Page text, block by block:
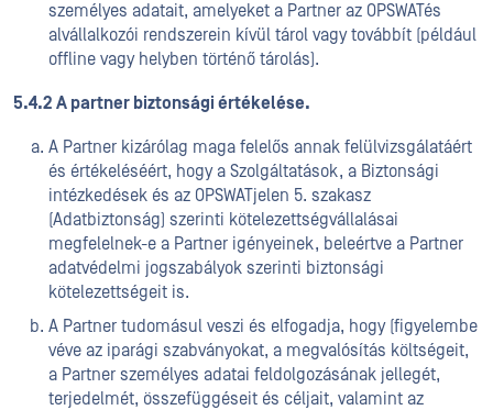
személyes adatait, amelyeket a Partner az OPSWATés
alvállalkozói rendszerein kívül tárol vagy továbbít (például
offline vagy helyben történő tárolás).
5.4.2 A partner biztonsági értékelése.
A Partner kizárólag maga felelős annak felülvizsgálatáért
és értékeléséért, hogy a Szolgáltatások, a Biztonsági
intézkedések és az OPSWATjelen 5. szakasz
(Adatbiztonság) szerinti kötelezettségvállalásai
megfelelnek-e a Partner igényeinek, beleértve a Partner
adatvédelmi jogszabályok szerinti biztonsági
kötelezettségeit is.
A Partner tudomásul veszi és elfogadja, hogy (figyelembe
véve az iparági szabványokat, a megvalósítás költségeit,
a Partner személyes adatai feldolgozásának jellegét,
terjedelmét, összefüggéseit és céljait, valamint az